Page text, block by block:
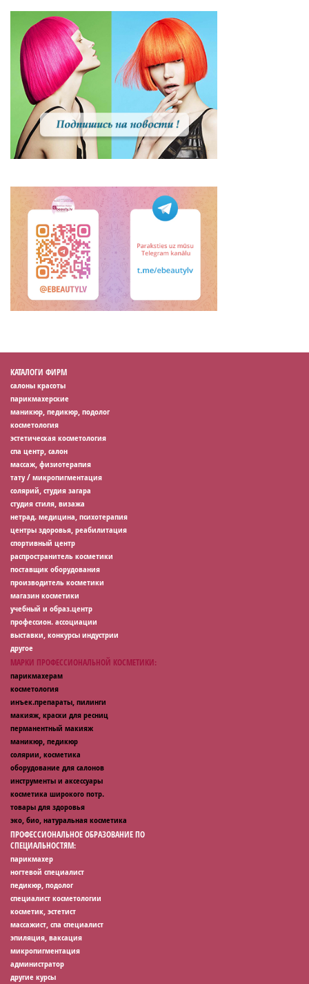
КАТАЛОГИ ФИРМ
салоны красоты
парикмахерские
маникюр, педикюр, подолог
косметология
эстетическая косметология
спа центр, салон
массаж, физиотерапия
тату / микропигментация
солярий, студия загара
студия стиля, визажа
нетрад. медицина, психотерапия
центры здоровья, реабилитация
спортивный центр
распространитель косметики
поставщик оборудования
производитель косметики
магазин косметики
учебный и образ.центр
профессион. ассоциации
выставки, конкурсы индустрии
другое
МАРКИ ПРОФЕССИОНАЛЬНОЙ КОСМЕТИКИ:
парикмахерам
косметология
инъек.препараты, пилинги
макияж, краски для ресниц
перманентный макияж
маникюр, педикюр
солярии, косметика
оборудование для салонов
инструменты и аксессуары
косметика широкого потр.
товары для здоровья
эко, био, натуральная косметика
ПРОФЕССИОНАЛЬНОЕ ОБРАЗОВАНИЕ ПО
СПЕЦИАЛЬНОСТЯМ:
парикмахер
ногтевой специалист
педикюр, подолог
специалист косметологии
косметик, эстетист
массажист, спа специалист
эпиляция, ваксация
микропигментация
администратор
другие курсы